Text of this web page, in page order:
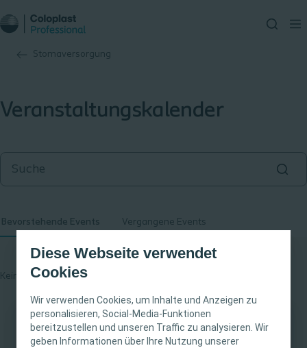
Diese Webseite verwendet
Cookies
Wir verwenden Cookies, um Inhalte und Anzeigen zu
personalisieren, Social-Media-Funktionen
bereitzustellen und unseren Traffic zu analysieren. Wir
geben Informationen über Ihre Nutzung unserer
Stomaversorgung
WICHTIGER HINWEIS
Veranstaltungskalender
Bevorstehende Events Vergangene Events
Keine Ergebnisse gefunden